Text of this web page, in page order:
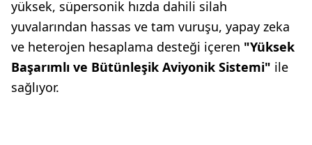
yüksek, süpersonik hızda dahili silah
yuvalarından hassas ve tam vuruşu, yapay zeka
ve heterojen hesaplama desteği içeren "Yüksek
Başarımlı ve Bütünleşik Aviyonik Sistemi" ile
sağlıyor.